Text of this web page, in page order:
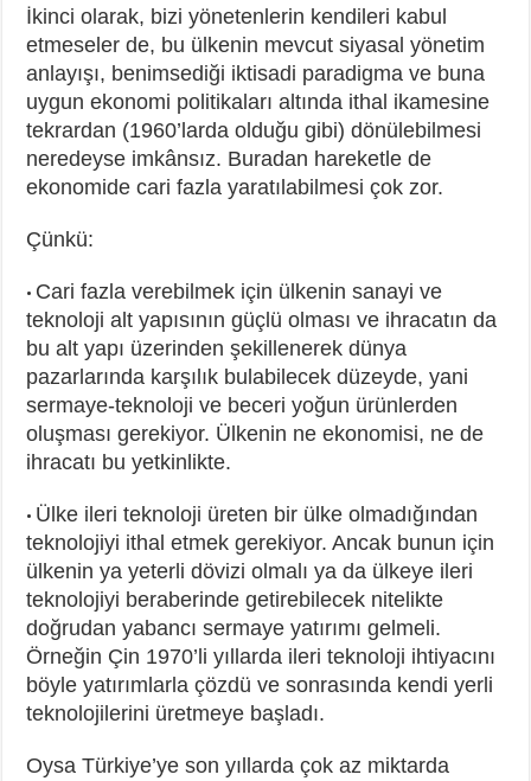
İkinci olarak, bizi yönetenlerin kendileri kabul
etmeseler de, bu ülkenin mevcut siyasal yönetim
anlayışı, benimsediği iktisadi paradigma ve buna
uygun ekonomi politikaları altında ithal ikamesine
tekrardan (1960’larda olduğu gibi) dönülebilmesi
neredeyse imkânsız. Buradan hareketle de
ekonomide cari fazla yaratılabilmesi çok zor.
Çünkü:
• Cari fazla verebilmek için ülkenin sanayi ve
teknoloji alt yapısının güçlü olması ve ihracatın da
bu alt yapı üzerinden şekillenerek dünya
pazarlarında karşılık bulabilecek düzeyde, yani
sermaye-teknoloji ve beceri yoğun ürünlerden
oluşması gerekiyor. Ülkenin ne ekonomisi, ne de
ihracatı bu yetkinlikte.
• Ülke ileri teknoloji üreten bir ülke olmadığından
teknolojiyi ithal etmek gerekiyor. Ancak bunun için
ülkenin ya yeterli dövizi olmalı ya da ülkeye ileri
teknolojiyi beraberinde getirebilecek nitelikte
doğrudan yabancı sermaye yatırımı gelmeli.
Örneğin Çin 1970’li yıllarda ileri teknoloji ihtiyacını
böyle yatırımlarla çözdü ve sonrasında kendi yerli
teknolojilerini üretmeye başladı.
Oysa Türkiye’ye son yıllarda çok az miktarda